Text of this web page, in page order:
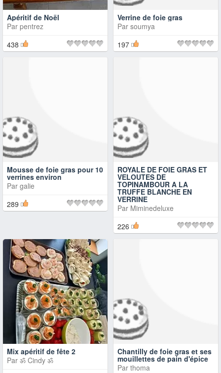
Apéritif de Noël
Par pentrez
438
Verrine de foie gras
Par soumya
197
Mousse de foie gras pour 10
verrines environ
Par galie
289
ROYALE DE FOIE GRAS ET
VELOUTES DE
TOPINAMBOUR A LA
TRUFFE BLANCHE EN
VERRINE
Par Miminedeluxe
226
Mix apéritif de fête 2
Par ॐ Cindy ॐ
Chantilly de foie gras et ses
mouillettes de pain d'épice
Par thoma